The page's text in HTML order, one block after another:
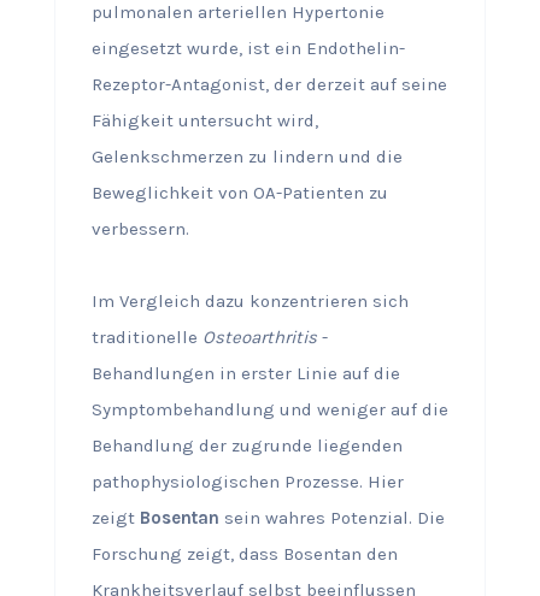
pulmonalen arteriellen Hypertonie
eingesetzt wurde, ist ein Endothelin-
Rezeptor-Antagonist, der derzeit auf seine
Fähigkeit untersucht wird,
Gelenkschmerzen zu lindern und die
Beweglichkeit von OA-Patienten zu
verbessern.
Im Vergleich dazu konzentrieren sich
traditionelle Osteoarthritis-
Behandlungen in erster Linie auf die
Symptombehandlung und weniger auf die
Behandlung der zugrunde liegenden
pathophysiologischen Prozesse. Hier
zeigt Bosentan sein wahres Potenzial. Die
Forschung zeigt, dass Bosentan den
Krankheitsverlauf selbst beeinflussen